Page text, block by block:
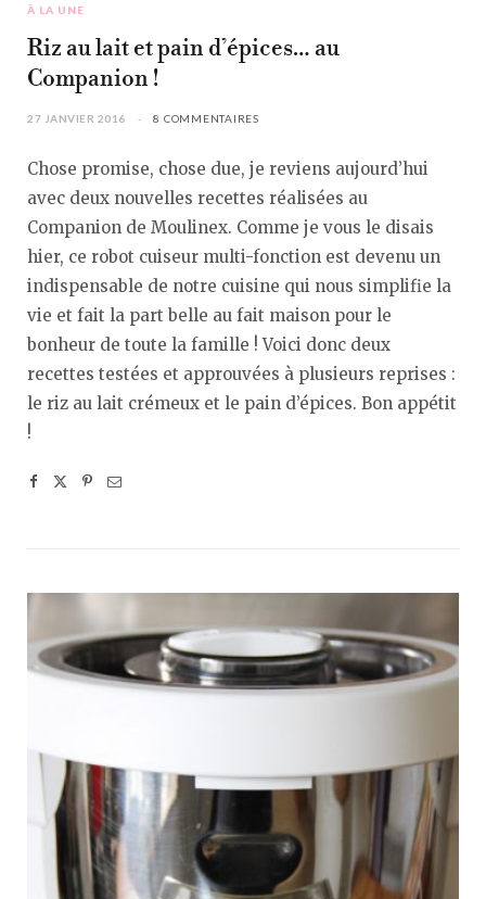
À LA UNE
Riz au lait et pain d’épices… au
Companion !
27 JANVIER 2016 8 COMMENTAIRES
Chose promise, chose due, je reviens aujourd’hui
avec deux nouvelles recettes réalisées au
Companion de Moulinex. Comme je vous le disais
hier, ce robot cuiseur multi-fonction est devenu un
indispensable de notre cuisine qui nous simplifie la
vie et fait la part belle au fait maison pour le
bonheur de toute la famille ! Voici donc deux
recettes testées et approuvées à plusieurs reprises :
le riz au lait crémeux et le pain d’épices. Bon appétit
!